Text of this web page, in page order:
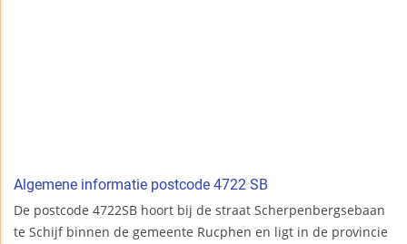
Algemene informatie postcode 4722 SB
De postcode 4722SB hoort bij de straat Scherpenbergsebaan
te Schijf binnen de gemeente Rucphen en ligt in de provincie